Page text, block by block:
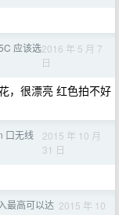
应该选2016 年 5 月 7
日
，很漂亮 红色拍不好
口无线
2015 年 10 月
31 日
最高可以达 2015 年 10